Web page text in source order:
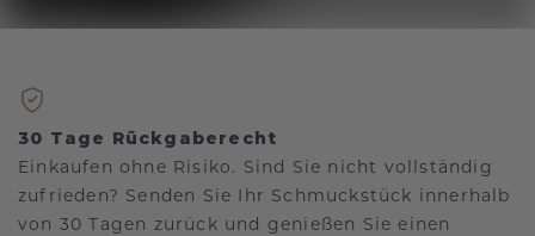
30 Tage Rückgaberecht
Einkaufen ohne Risiko. Sind Sie nicht vollständig
zufrieden? Senden Sie Ihr Schmuckstück innerhalb
von 30 Tagen zurück und genießen Sie einen